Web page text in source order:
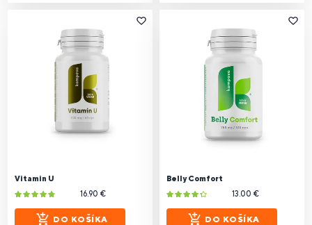
Vitamin U
16.90 €
DO KOŠÍKA
Belly Comfort
13.00 €
DO KOŠÍKA